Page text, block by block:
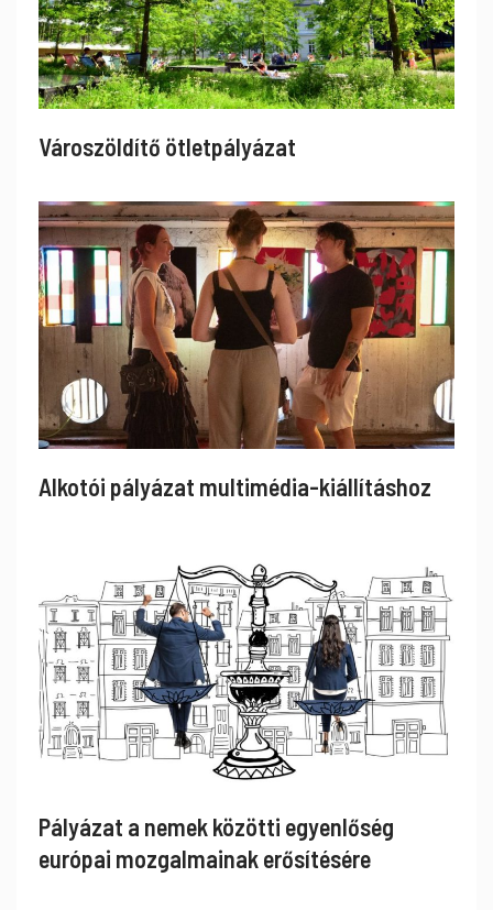
Városzöldítő ötletpályázat
Alkotói pályázat multimédia-kiállításhoz
Pályázat a nemek közötti egyenlőség
európai mozgalmainak erősítésére